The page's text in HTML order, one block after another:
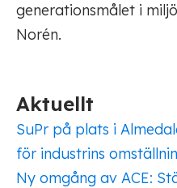
generationsmålet i
Norén.
Aktuellt
SuPr på plats i
för industrins
Ny omgång av ACE: